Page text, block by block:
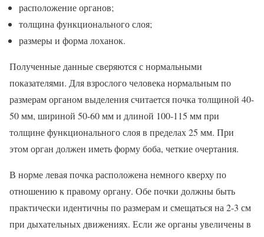
расположение органов;
толщина функционального слоя;
размеры и форма лоханок.
Полученные данные сверяются с нормальными
показателями. Для взрослого человека нормальным по
размерам органом выделения считается почка толщиной 40-
50 мм, шириной 50-60 мм и длиной 100-115 мм при
толщине функционального слоя в пределах 25 мм. При
этом орган должен иметь форму боба, четкие очертания.
В норме левая почка расположена немного кверху по
отношению к правому органу. Обе почки должны быть
практически идентичны по размерам и смещаться на 2-3 см
при дыхательных движениях. Если же органы увеличены в